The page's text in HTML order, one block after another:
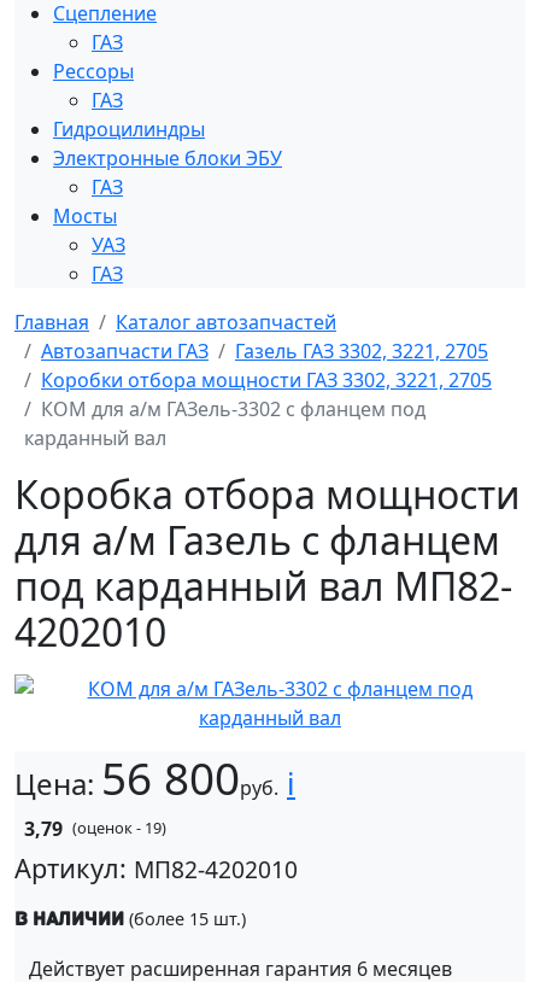
Сцепление
ГАЗ
Рессоры
ГАЗ
Гидроцилиндры
Электронные блоки ЭБУ
ГАЗ
Мосты
УАЗ
ГАЗ
Главная
Каталог автозапчастей
Автозапчасти ГАЗ
Газель ГАЗ 3302, 3221, 2705
Коробки отбора мощности ГАЗ 3302, 3221, 2705
КОМ для а/м ГАЗель-3302 с фланцем под
карданный вал
Коробка отбора мощности
для а/м Газель с фланцем
под карданный вал МП82-
4202010
Цена: 56 800руб. i
3,79 (оценок - 19)
Артикул: МП82-4202010
В наличии (более 15 шт.)
Действует расширенная гарантия 6 месяцев